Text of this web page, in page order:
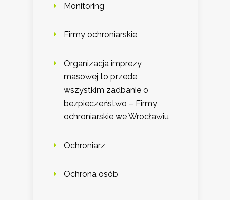
Monitoring
Firmy ochroniarskie
Organizacja imprezy
masowej to przede
wszystkim zadbanie o
bezpieczeństwo – Firmy
ochroniarskie we Wrocławiu
Ochroniarz
Ochrona osób